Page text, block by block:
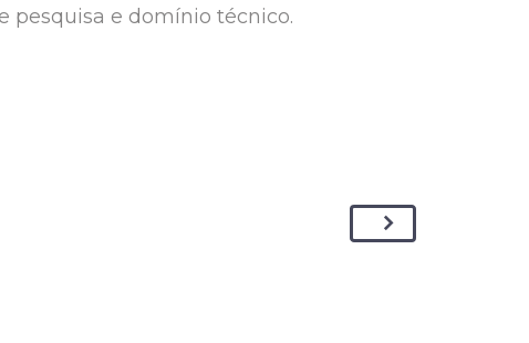
pesquisa e domínio técnico.